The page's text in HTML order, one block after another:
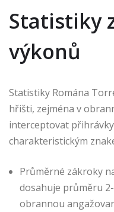
Statistiky
výkonů
Statistiky Romána
hřišti, zejména v
interceptovat
charakteristickým
Průměrné zákroky
dosahuje průměru
obrannou